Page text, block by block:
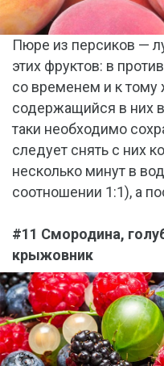
Пюре из персиков —
этих фруктов: в
со временем и к тому
содержащийся в них
таки необходимо
следует снять с них
несколько минут в
соотношении 1:1), а
#11 Смородина,
крыжовник